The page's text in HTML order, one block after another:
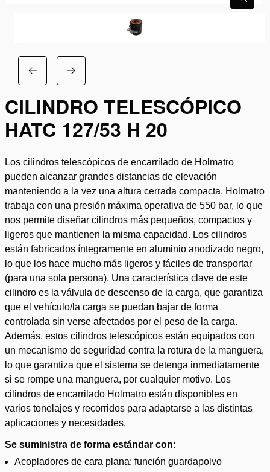
CILINDRO TELESCÓPICO
HATC 127/53 H 20
Los cilindros telescópicos de encarrilado de Holmatro
pueden alcanzar grandes distancias de elevación
manteniendo a la vez una altura cerrada compacta. Holmatro
trabaja con una presión máxima operativa de 550 bar, lo que
nos permite diseñar cilindros más pequeños, compactos y
ligeros que mantienen la misma capacidad. Los cilindros
están fabricados íntegramente en aluminio anodizado negro,
lo que los hace mucho más ligeros y fáciles de transportar
(para una sola persona). Una característica clave de este
cilindro es la válvula de descenso de la carga, que garantiza
que el vehículo/la carga se puedan bajar de forma
controlada sin verse afectados por el peso de la carga.
Además, estos cilindros telescópicos están equipados con
un mecanismo de seguridad contra la rotura de la manguera,
lo que garantiza que el sistema se detenga inmediatamente
si se rompe una manguera, por cualquier motivo. Los
cilindros de encarrilado Holmatro están disponibles en
varios tonelajes y recorridos para adaptarse a las distintas
aplicaciones y necesidades.
Se suministra de forma estándar con:
Acopladores de cara plana: función guardapolvo